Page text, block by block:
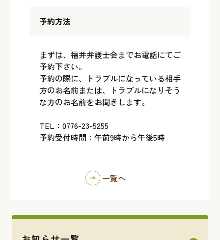
予約方法
まずは、福井弁護士会までお電話にてご
予約下さい。
予約の際に、トラブルになっている相手
方のお名前または、トラブルになりそう
な方のお名前をお聞きします。
TEL：0776-23-5255
予約受付時間：午前9時から午後5時
一覧へ